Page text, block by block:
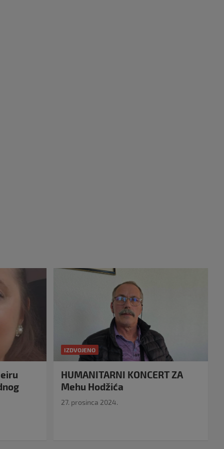
IZDVOJENO
HUMANITARNI KONCERT ZA
Mehu Hodžića
27. prosinca 2024.